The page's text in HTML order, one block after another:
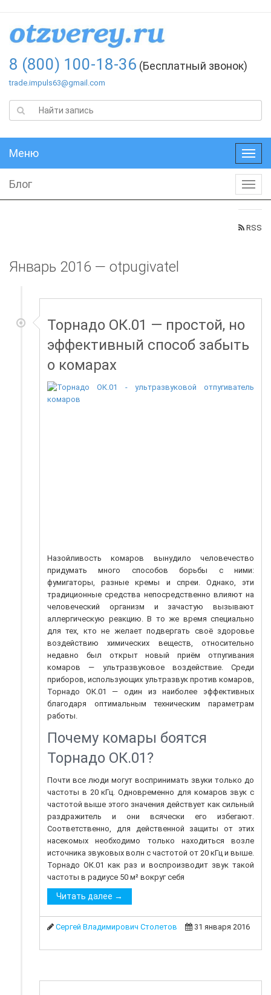
8 (800) 100-18-36 (Бесплатный звонок)
trade.impuls63@gmail.com
Меню
Меню
Блог
Блог
RSS
Январь 2016 — otpugivatel
Торнадо ОК.01 — простой, но
эффективный способ забыть
о комарах
Назойливость комаров вынудило человечество
придумать много способов борьбы с ними:
фумигаторы, разные кремы и спреи. Однако, эти
традиционные средства непосредственно влияют на
человеческий организм и зачастую вызывают
аллергическую реакцию. В то же время специально
для тех, кто не желает подвергать своё здоровье
воздействию химических веществ, относительно
недавно был открыт новый приём отпугивания
комаров — ультразвуковое воздействие. Среди
приборов, использующих ультразвук против комаров,
Торнадо ОК.01 — один из наиболее эффективных
благодаря оптимальным техническим параметрам
работы.
Почему комары боятся
Торнадо ОК.01?
Почти все люди могут воспринимать звуки только до
частоты в 20 кГц. Одновременно для комаров звук с
частотой выше этого значения действует как сильный
раздражитель и они всячески его избегают.
Соответственно, для действенной защиты от этих
насекомых необходимо только находиться возле
источника звуковых волн с частотой от 20 кГц и выше.
Торнадо ОК.01 как раз и воспроизводит звук такой
частоты в радиусе 50 м² вокруг себя
Читать далее →
Сергей Владимирович Столетов 31 января 2016